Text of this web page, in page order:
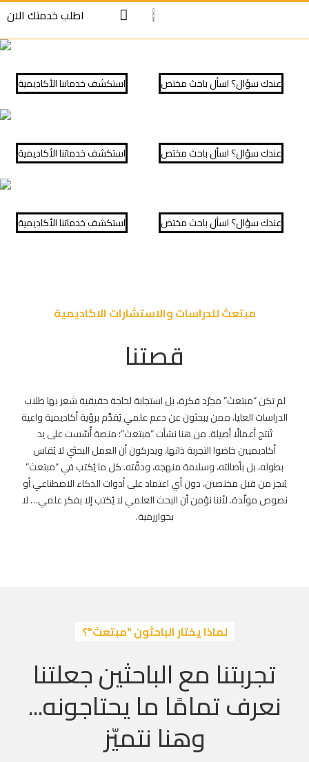
اطلب خدمتك الان
⁠استكشف خدماتنا الأكاديمية عندك سؤال؟ اسأل باحث مختص
⁠استكشف خدماتنا الأكاديمية عندك سؤال؟ اسأل باحث مختص
⁠استكشف خدماتنا الأكاديمية عندك سؤال؟ اسأل باحث مختص
مبتعث للدراسات والاستشارات الاكاديمية
قصتنا
لم تكن “مبتعث” مجرّد فكرة، بل استجابة لحاجة حقيقية شعر بها طلاب
الدراسات العليا، ممن يبحثون عن دعم علمي يُقدَّم برؤية أكاديمية واعية
تُنتج أعمالًا أصيلة. من هنا نشأت “مبتعث”؛ منصة أُسّست على يد
أكاديميين خاضوا التجربة ذاتها، ويدركون أن العمل البحثي لا يُقاس
بطوله، بل بأصالته، وسلامة منهجه، ودقّته. كل ما يُكتب في “مبتعث”
يُنجز من قبل مختصين، دون أي اعتماد على أدوات الذكاء الاصطناعي أو
نصوص مولّدة. لأننا نؤمن أن البحث العلمي لا يُكتب إلا بفكر علمي… لا
بخوارزمية.
لماذا يختار الباحثون "مبتعث"؟
تجربتنا مع الباحثين جعلتنا
نعرف تمامًا ما يحتاجونه...
وهنا نتميّز